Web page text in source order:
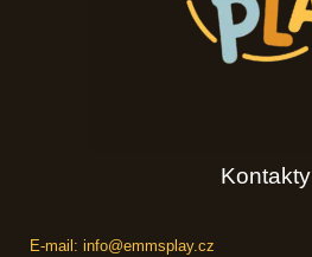
Kontakty
E-mail: info@emmsplay.cz